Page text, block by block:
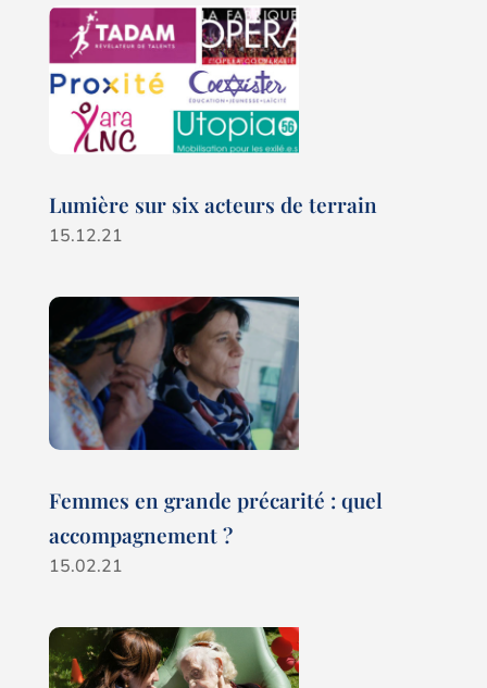
Lumière sur six acteurs de terrain
15.12.21
Femmes en grande précarité : quel
accompagnement ?
15.02.21